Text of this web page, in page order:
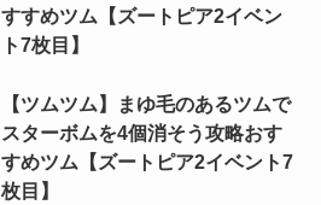
すすめツム【ズートピア2イベン
ト7枚目】
【ツムツム】まゆ毛のあるツムで
スターボムを4個消そう攻略おす
すめツム【ズートピア2イベント7
枚目】